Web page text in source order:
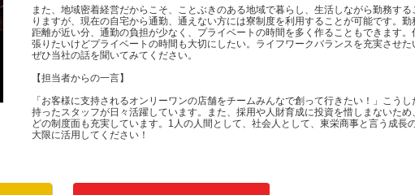
また、地域密着経営だからこそ、ことぶきのある地域で暮らし、生活しながら勤務する
りますが、現在の自宅から通勤、通えない方には寮制度を利用することが可能です。勤
距離が近い分、通勤の負担が少なく、プライベートの時間を多く作ることもできます。
張りたいけどプライベートの時間も大切にしたい。ライフワークバランスを充実させた
ぜひ当社の話を聞いてみてください。
【担当者からの一言】
「お客様に支持されるオンリーワンの店舗をチームみんなで創って行きたい！」こうし
持ったスタッフが日々活躍しています。また、採用や人財育成に投資を惜しまないため
どの制度面も充実しています。1人の人間として、社会人として、東栄商事と言う成長
大限に活用してください！